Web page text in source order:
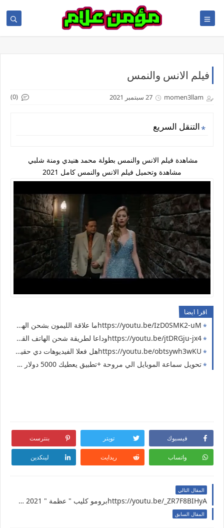
فيلم الانس والنمس
momen3llam 27 سبتمبر 2021 (0)
التنقل السريع
مشاهدة فيلم الانس والنمس بطولة محمد هنيدي ومنة شلبي
مشاهدة وتحميل فيلم الانس والنمس كامل 2021
اقرا ايضا
https://youtu.be/IzD0SMK2-uMما علاقة الليمون بشحن الهاتف 🤔 والله مش فوتوشوب ( حل مشكلة انقطاع الكهرباء 11 )
https://youtu.be/jtDRGju-jx4وداعا لطريقة شحن الهاتف القديمة التقليدية ( حل مشكلة بارت 10 )
https://youtu.be/obtsywh3wKUهل فعلا الفيديوهات دي حقيقية ؟ لا تجربها في المنزل ( حل مشكلة انقطاع الكهرباء 9 )
تحويل سماعة الموبايل الي مروحة +تطبيق يعطيك 5000 دولار وتطبيق كشف الكذب
فيسبوك تويتر بنترست
واتساب ريدايت لينكدين
المقال التالي
https://youtu.be/_ZR7F8BIHyAبرومو كليب " عظمة " 2021 | مؤمن احمد علام
المقال السابق